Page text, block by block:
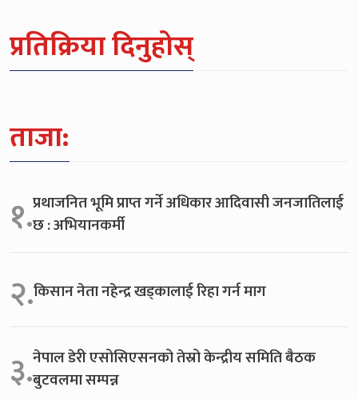
प्रतिक्रिया दिनुहोस्
ताजा:
१.प्रथाजनित भूमि प्राप्त गर्ने अधिकार आदिवासी जनजातिलाई
छ : अभियानकर्मी
२.किसान नेता नहेन्द्र खड्कालाई रिहा गर्न माग
३.नेपाल डेरी एसोसिएसनको तेस्रो केन्द्रीय समिति बैठक
बुटवलमा सम्पन्न